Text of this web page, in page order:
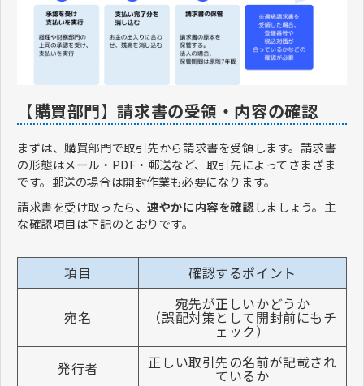
【購買部門】請求書の受領・内容の確認
まずは、購買部門で取引先から請求書を受領します。請求書
の形態はメール・PDF・郵送など、取引先によってさまざま
です。郵送の場合は開封作業も必要になります。
請求書を受け取ったら、速やかに内容を確認しましょう。主
な確認項目は下記のとおりです。
項目 確認するポイント
宛名
宛先が正しいかどうか
（誤配対策として開封前にもチ
ェック）
発行者
正しい取引先の名前が記載され
ているか